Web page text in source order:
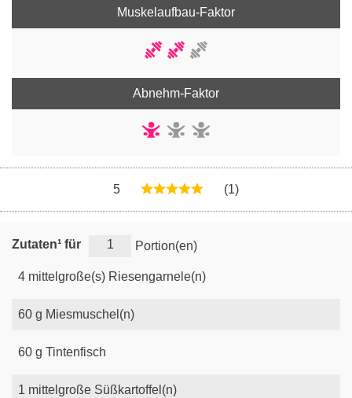
Muskelaufbau-Faktor
Abnehm-Faktor
5 (1)
Zutaten¹ für Portion(en)
4 mittelgroße(s) Riesengarnele(n)
60 g Miesmuschel(n)
60 g Tintenfisch
1 mittelgroße Süßkartoffel(n)